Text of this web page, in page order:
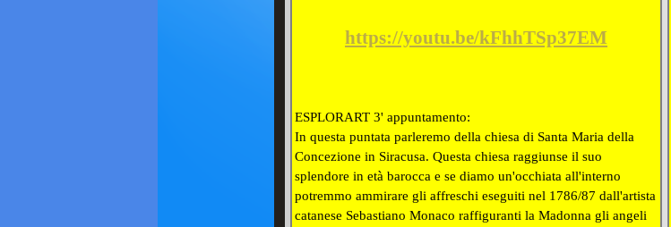
https://youtu.be/kFhhTSp37EM
ESPLORART 3' appuntamento:
In questa puntata parleremo della chiesa di Santa Maria della
Concezione in Siracusa. Questa chiesa raggiunse il suo
splendore in età barocca e se diamo un'occhiata all'interno
potremmo ammirare gli affreschi eseguiti nel 1786/87 dall'artista
catanese Sebastiano Monaco raffiguranti la Madonna gli angeli